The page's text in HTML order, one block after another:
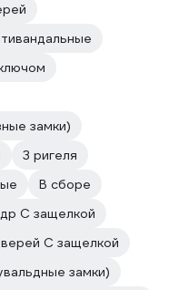
замки)
3 ригеля
В сборе
С защелкой
С защелкой
замки)